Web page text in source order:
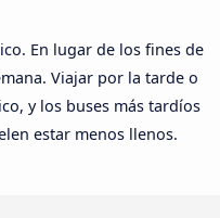
En lugar de los fines de
Viajar por la tarde o
y los buses más tardíos
estar menos llenos.